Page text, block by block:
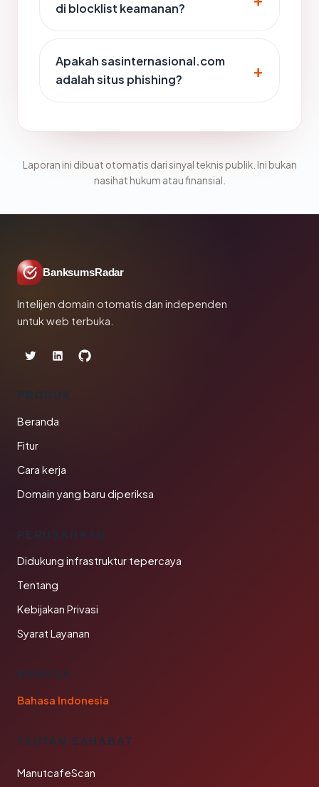
di blocklist keamanan?
Apakah sasinternasional.com
adalah situs phishing?
Laporan ini dibuat otomatis dari sinyal teknis publik. Ini bukan
nasihat hukum atau finansial.
BanksumsRadar
Intelijen domain otomatis dan independen
untuk web terbuka.
PRODUK
Beranda
Fitur
Cara kerja
Domain yang baru diperiksa
PERUSAHAAN
Didukung infrastruktur tepercaya
Tentang
Kebijakan Privasi
Syarat Layanan
BAHASA
Bahasa Indonesia
TAUTAN SAHABAT
ManutcafeScan